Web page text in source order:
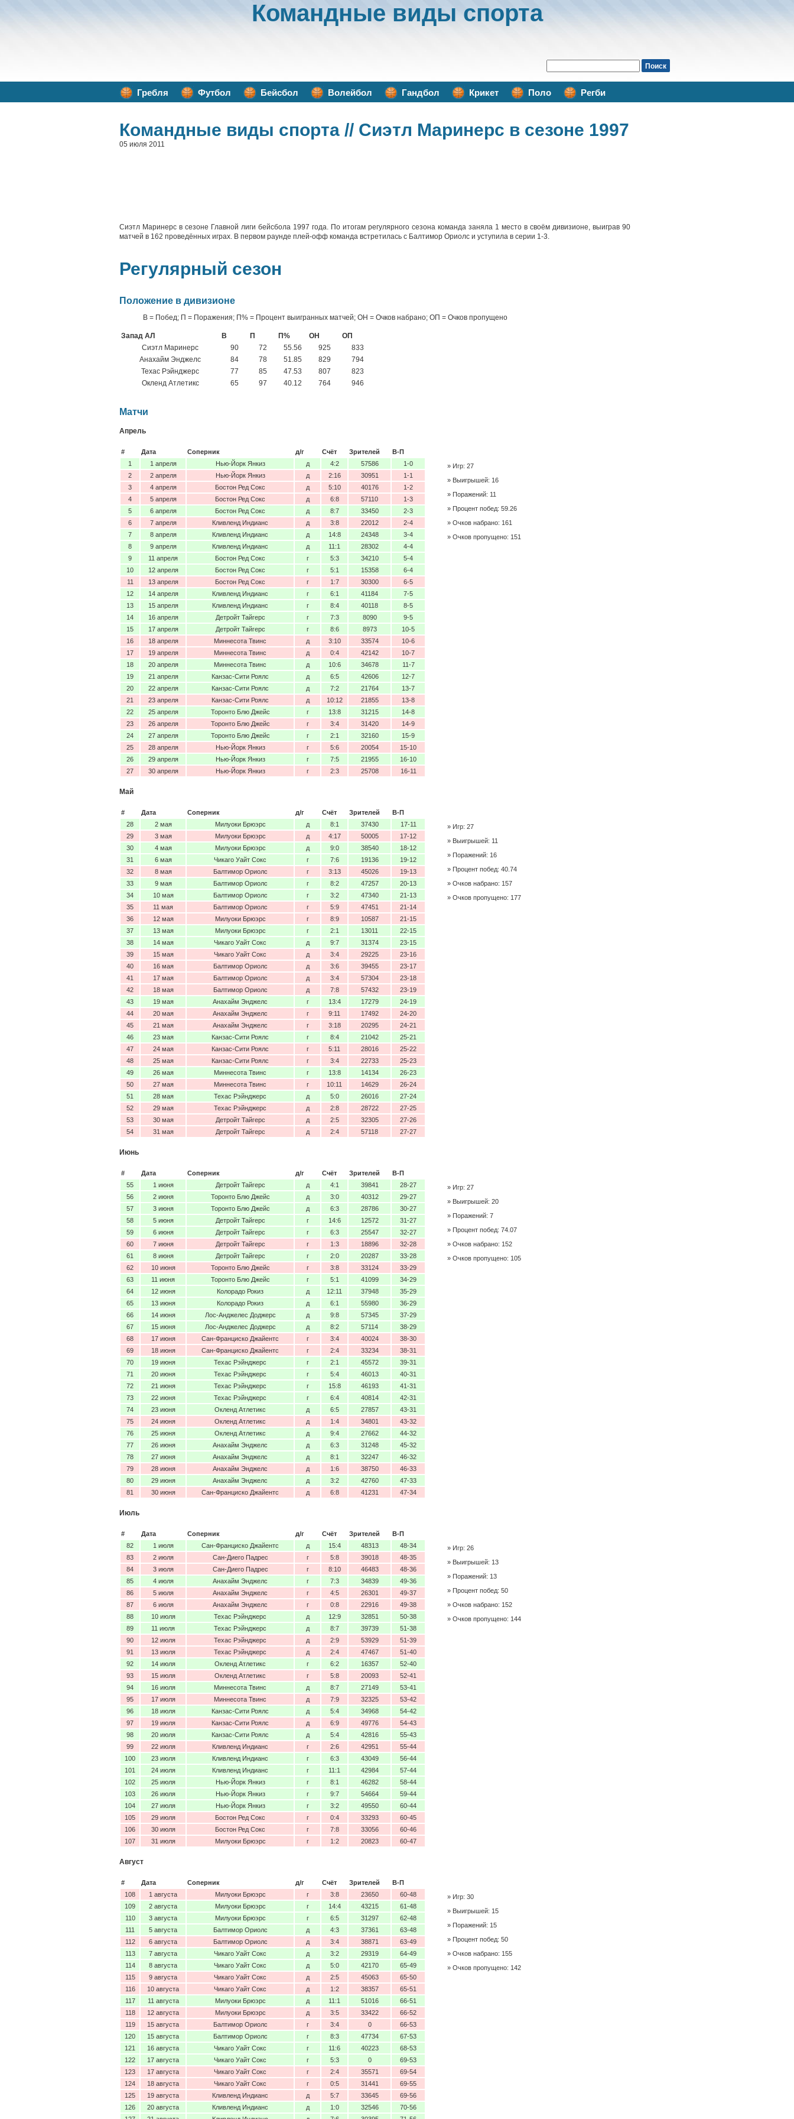
Командные виды спорта
Гребля Футбол Бейсбол Волейбол Гандбол Крикет Поло Регби
Командные виды спорта // Сиэтл Маринерс в сезоне 1997
05 июля 2011
Сиэтл Маринерс в сезоне Главной лиги бейсбола 1997 года. По итогам регулярного сезона команда заняла 1 место в своём дивизионе, выиграв 90
матчей в 162 проведённых играх. В первом раунде плей-офф команда встретилась с Балтимор Ориолс и уступила в серии 1-3.
Регулярный сезон
Положение в дивизионе
В = Побед; П = Поражения; П% = Процент выигранных матчей; ОН = Очков набрано; ОП = Очков пропущено
Запад АЛ В П П% ОН
ОП
Сиэтл Маринерс
90 72 55.56 925
833
Анахайм Энджелс
84 78 51.85 829
794
Техас Рэйнджерс
77 85 47.53 807
823
Окленд Атлетикс
65 97 40.12 764 946
Матчи
Апрель
# Дата Соперник д/г Счёт Зрителей
В-П
1
1 апреля Нью-Йорк Янкиз д 4:2 57586
1-0
2
2 апреля Нью-Йорк Янкиз д 2:16 30951
1-1
3
4 апреля Бостон Ред Сокс д 5:10 40176
1-2
4
5 апреля Бостон Ред Сокс д 6:8 57110
1-3
5
6 апреля Бостон Ред Сокс д 8:7 33450
2-3
6
7 апреля Кливленд Индианс д 3:8 22012
2-4
7
8 апреля Кливленд Индианс д 14:8 24348
3-4
8
9 апреля Кливленд Индианс д 11:1 28302
4-4
9
11 апреля Бостон Ред Сокс г 5:3 34210
5-4
10
12 апреля Бостон Ред Сокс г 5:1 15358
6-4
11
13 апреля Бостон Ред Сокс г 1:7 30300
6-5
12
14 апреля Кливленд Индианс г 6:1 41184
7-5
13
15 апреля Кливленд Индианс г 8:4 40118
8-5
14
16 апреля Детройт Тайгерс г 7:3 8090
9-5
15
17 апреля Детройт Тайгерс г 8:6 8973
10-5
16
18 апреля Миннесота Твинс д 3:10 33574
10-6
17
19 апреля Миннесота Твинс д 0:4 42142
10-7
18
20 апреля Миннесота Твинс д 10:6 34678
11-7
19
21 апреля Канзас-Сити Роялс д 6:5 42606
12-7
20
22 апреля Канзас-Сити Роялс д 7:2 21764
13-7
21
23 апреля Канзас-Сити Роялс д 10:12 21855
13-8
22
25 апреля Торонто Блю Джейс г 13:8 31215
14-8
23
26 апреля Торонто Блю Джейс г 3:4 31420
14-9
24
27 апреля Торонто Блю Джейс г 2:1 32160
15-9
25
28 апреля Нью-Йорк Янкиз г 5:6 20054
15-10
26
29 апреля Нью-Йорк Янкиз г 7:5 21955
16-10
27
30 апреля Нью-Йорк Янкиз г 2:3 25708 16-11
Игр: 27
Выигрышей: 16
Поражений: 11
Процент побед: 59.26
Очков набрано: 161
Очков пропущено: 151
Май
# Дата Соперник д/г Счёт Зрителей
В-П
28
2 мая Милуоки Брюэрс д 8:1 37430
17-11
29
3 мая Милуоки Брюэрс д 4:17 50005
17-12
30
4 мая Милуоки Брюэрс д 9:0 38540
18-12
31
6 мая Чикаго Уайт Сокс г 7:6 19136
19-12
32
8 мая Балтимор Ориолс г 3:13 45026
19-13
33
9 мая Балтимор Ориолс г 8:2 47257
20-13
34
10 мая Балтимор Ориолс г 3:2 47340
21-13
35
11 мая Балтимор Ориолс г 5:9 47451
21-14
36
12 мая Милуоки Брюэрс г 8:9 10587
21-15
37
13 мая Милуоки Брюэрс г 2:1 13011
22-15
38
14 мая Чикаго Уайт Сокс д 9:7 31374
23-15
39
15 мая Чикаго Уайт Сокс д 3:4 29225
23-16
40
16 мая Балтимор Ориолс д 3:6 39455
23-17
41
17 мая Балтимор Ориолс д 3:4 57304
23-18
42
18 мая Балтимор Ориолс д 7:8 57432
23-19
43
19 мая Анахайм Энджелс г 13:4 17279
24-19
44
20 мая Анахайм Энджелс г 9:11 17492
24-20
45
21 мая Анахайм Энджелс г 3:18 20295
24-21
46
23 мая Канзас-Сити Роялс г 8:4 21042
25-21
47
24 мая Канзас-Сити Роялс г 5:11 28016
25-22
48
25 мая Канзас-Сити Роялс г 3:4 22733
25-23
49
26 мая Миннесота Твинс г 13:8 14134
26-23
50
27 мая Миннесота Твинс г 10:11 14629
26-24
51
28 мая Техас Рэйнджерс д 5:0 26016
27-24
52
29 мая Техас Рэйнджерс д 2:8 28722
27-25
53
30 мая Детройт Тайгерс д 2:5 32305
27-26
54
31 мая Детройт Тайгерс д 2:4 57118 27-27
Игр: 27
Выигрышей: 11
Поражений: 16
Процент побед: 40.74
Очков набрано: 157
Очков пропущено: 177
Июнь
# Дата Соперник д/г Счёт Зрителей
В-П
55
1 июня Детройт Тайгерс д 4:1 39841
28-27
56
2 июня Торонто Блю Джейс д 3:0 40312
29-27
57
3 июня Торонто Блю Джейс д 6:3 28786
30-27
58
5 июня Детройт Тайгерс г 14:6 12572
31-27
59
6 июня Детройт Тайгерс г 6:3 25547
32-27
60
7 июня Детройт Тайгерс г 1:3 18896
32-28
61
8 июня Детройт Тайгерс г 2:0 20287
33-28
62
10 июня Торонто Блю Джейс г 3:8 33124
33-29
63
11 июня Торонто Блю Джейс г 5:1 41099
34-29
64
12 июня Колорадо Рокиз д 12:11 37948
35-29
65
13 июня Колорадо Рокиз д 6:1 55980
36-29
66
14 июня Лос-Анджелес Доджерс д 9:8 57345
37-29
67
15 июня Лос-Анджелес Доджерс д 8:2 57114
38-29
68
17 июня Сан-Франциско Джайентс г 3:4 40024
38-30
69
18 июня Сан-Франциско Джайентс г 2:4 33234
38-31
70
19 июня Техас Рэйнджерс г 2:1 45572
39-31
71
20 июня Техас Рэйнджерс г 5:4 46013
40-31
72
21 июня Техас Рэйнджерс г 15:8 46193
41-31
73
22 июня Техас Рэйнджерс г 6:4 40814
42-31
74
23 июня Окленд Атлетикс д 6:5 27857
43-31
75
24 июня Окленд Атлетикс д 1:4 34801
43-32
76
25 июня Окленд Атлетикс д 9:4 27662
44-32
77
26 июня Анахайм Энджелс д 6:3 31248
45-32
78
27 июня Анахайм Энджелс д 8:1 32247
46-32
79
28 июня Анахайм Энджелс д 1:6 38750
46-33
80
29 июня Анахайм Энджелс д 3:2 42760
47-33
81
30 июня Сан-Франциско Джайентс д 6:8 41231 47-34
Игр: 27
Выигрышей: 20
Поражений: 7
Процент побед: 74.07
Очков набрано: 152
Очков пропущено: 105
Июль
# Дата Соперник д/г Счёт Зрителей
В-П
82
1 июля Сан-Франциско Джайентс д 15:4 48313
48-34
83
2 июля Сан-Диего Падрес г 5:8 39018
48-35
84
3 июля Сан-Диего Падрес г 8:10 46483
48-36
85
4 июля Анахайм Энджелс г 7:3 34839
49-36
86
5 июля Анахайм Энджелс г 4:5 26301
49-37
87
6 июля Анахайм Энджелс г 0:8 22916
49-38
88
10 июля Техас Рэйнджерс д 12:9 32851
50-38
89
11 июля Техас Рэйнджерс д 8:7 39739
51-38
90
12 июля Техас Рэйнджерс д 2:9 53929
51-39
91
13 июля Техас Рэйнджерс д 2:4 47467
51-40
92
14 июля Окленд Атлетикс г 6:2 16357
52-40
93
15 июля Окленд Атлетикс г 5:8 20093
52-41
94
16 июля Миннесота Твинс д 8:7 27149
53-41
95
17 июля Миннесота Твинс д 7:9 32325
53-42
96
18 июля Канзас-Сити Роялс д 5:4 34968
54-42
97
19 июля Канзас-Сити Роялс д 6:9 49776
54-43
98
20 июля Канзас-Сити Роялс д 5:4 42816
55-43
99
22 июля Кливленд Индианс г 2:6 42951
55-44
100
23 июля Кливленд Индианс г 6:3 43049
56-44
101
24 июля Кливленд Индианс г 11:1 42984
57-44
102
25 июля Нью-Йорк Янкиз г 8:1 46282
58-44
103
26 июля Нью-Йорк Янкиз г 9:7 54664
59-44
104
27 июля Нью-Йорк Янкиз г 3:2 49550
60-44
105
29 июля Бостон Ред Сокс г 0:4 33293
60-45
106
30 июля Бостон Ред Сокс г 7:8 33056
60-46
107
31 июля Милуоки Брюэрс г 1:2 20823 60-47
Игр: 26
Выигрышей: 13
Поражений: 13
Процент побед: 50
Очков набрано: 152
Очков пропущено: 144
Август
# Дата Соперник д/г Счёт Зрителей
В-П
108
1 августа Милуоки Брюэрс г 3:8 23650
60-48
109
2 августа Милуоки Брюэрс г 14:4 43215
61-48
110
3 августа Милуоки Брюэрс г 6:5 31297
62-48
111
5 августа Балтимор Ориолс д 4:3 37361
63-48
112
6 августа Балтимор Ориолс д 3:4 38871
63-49
113
7 августа Чикаго Уайт Сокс д 3:2 29319
64-49
114
8 августа Чикаго Уайт Сокс д 5:0 42170
65-49
115
9 августа Чикаго Уайт Сокс д 2:5 45063
65-50
116
10 августа Чикаго Уайт Сокс д 1:2 38357
65-51
117
11 августа Милуоки Брюэрс д 11:1 51016
66-51
118
12 августа Милуоки Брюэрс д 3:5 33422
66-52
119
15 августа Балтимор Ориолс г 3:4 0
66-53
120
15 августа Балтимор Ориолс г 8:3 47734
67-53
121
16 августа Чикаго Уайт Сокс г 11:6 40223
68-53
122
17 августа Чикаго Уайт Сокс г 5:3 0
69-53
123
17 августа Чикаго Уайт Сокс г 2:4 35571
69-54
124
18 августа Чикаго Уайт Сокс г 0:5 31441
69-55
125
19 августа Кливленд Индианс д 5:7 33645
69-56
126
20 августа Кливленд Индианс д 1:0 32546
70-56
Игр: 30
Выигрышей: 15
Поражений: 15
Процент побед: 50
Очков набрано: 155
Очков пропущено: 142